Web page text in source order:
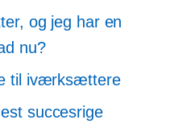
og jeg har en
nu?
til iværksættere
succesrige